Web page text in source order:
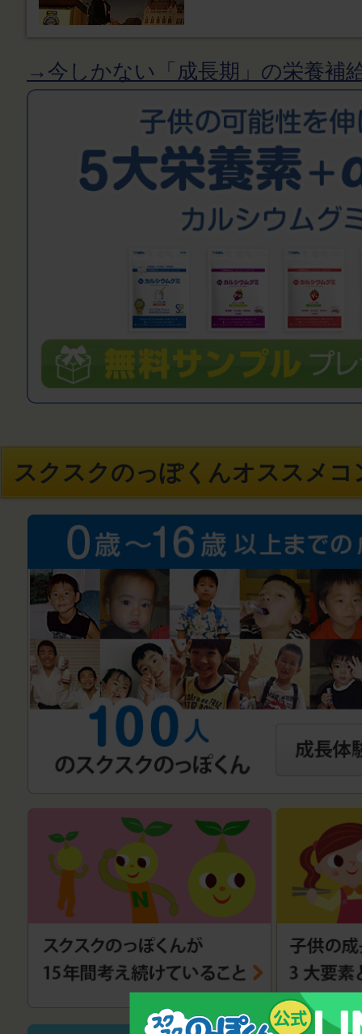
→今しかない「成長期」の栄養補
スクスクのっぽくんオススメコ